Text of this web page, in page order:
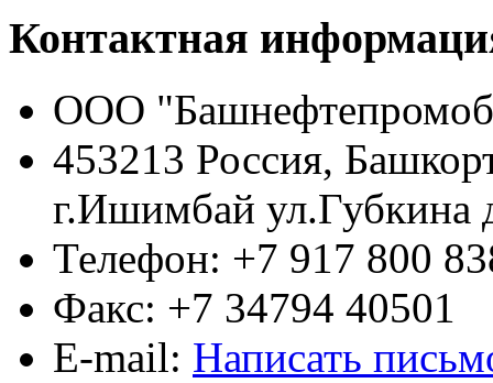
Контактная
ООО
453213 Россия,
г.Ишимбай ул.Губкина
Телефон: +7 917 800
Факс: +7 34794 40501
E-mail: Написать